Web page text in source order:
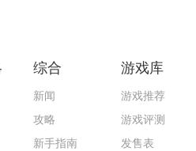
综合
新闻
攻略
新手指南
游戏库
游戏推荐
游戏评测
发售表